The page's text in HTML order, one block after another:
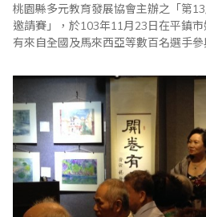
桃園縣多元教育發展協會主辦之「第
邀請賽」，於103年11月23日在平鎮
有來自全國及馬來西亞等數百名選手參與競技。 該會
生，不但數學能力越強，其他的學業
們從小藉著比賽的互動，能夠具有『
能適應陌生環境的考驗，成為最頂尖的